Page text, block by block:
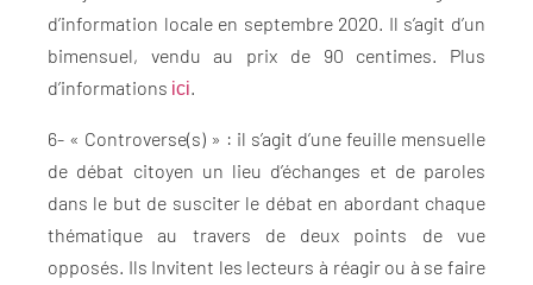
d’information locale en septembre 2020. Il s’agit d’un
bimensuel, vendu au prix de 90 centimes. Plus
d’informations ici.
6- « Controverse(s) » : il s’agit d’une feuille mensuelle
de débat citoyen un lieu d’échanges et de paroles
dans le but de susciter le débat en abordant chaque
thématique au travers de deux points de vue
opposés. Ils Invitent les lecteurs à réagir ou à se faire